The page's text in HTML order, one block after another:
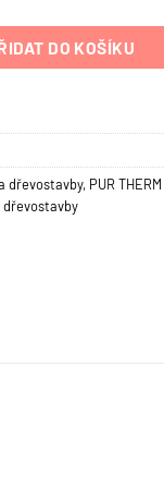
DO KOŠÍKU
dřevostavby, PUR
dřevostavby